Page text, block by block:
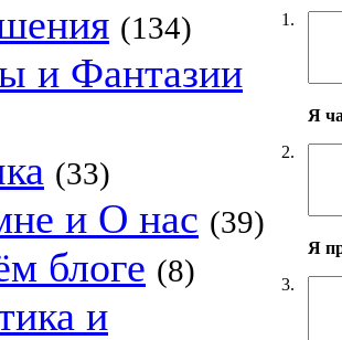
(134)
и Фантазии
(33)
и О нас (39)
блоге (8)
и
1.
2.
Я
3.
Я